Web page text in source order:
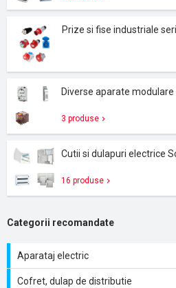
Prize si fise industriale
Diverse aparate
3 produse
Cutii si dulapuri electrice
16 produse
Categorii recomandate
Aparataj electric
Cofret, dulap de distributie